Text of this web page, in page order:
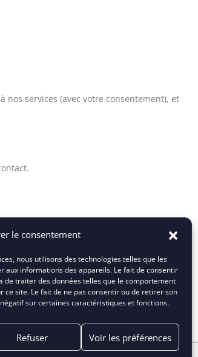
le consentement
nous utilisons des technologies telles que les
aux informations des appareils. Le fait de consentir
de traiter des données telles que le comportement
ce site. Le fait de ne pas consentir ou de retirer son
sur certaines caractéristiques et fonctions.
Refuser Voir les préférences
services (avec votre consentement), et
et d’opposition. Pour exercer ces
explicite.